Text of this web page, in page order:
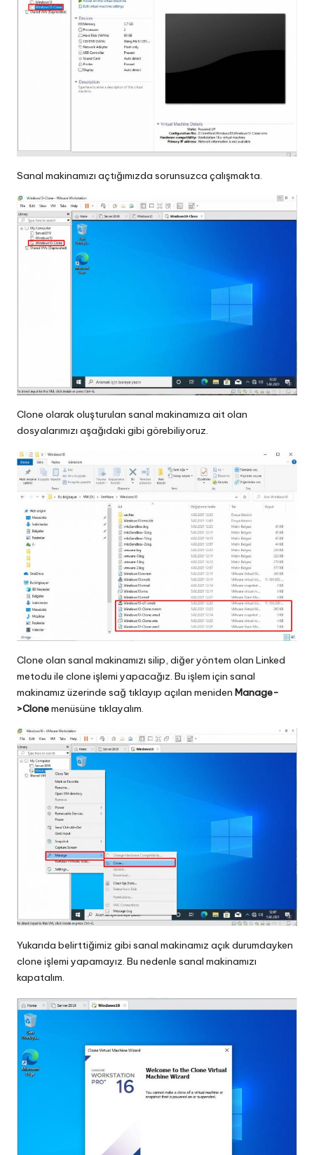
Sanal makinamızı açtığımızda sorunsuzca çalışmakta.
Clone olarak oluşturulan sanal makinamıza ait olan
dosyalarımızı aşağıdaki gibi görebiliyoruz.
Clone olan sanal makinamızı silip, diğer yöntem olan Linked
metodu ile clone işlemi yapacağız. Bu işlem için sanal
makinamız üzerinde sağ tıklayıp açılan meniden Manage-
>Clonemenüsüne tıklayalım.
Yukarıda belirttiğimiz gibi sanal makinamız açık durumdayken
clone işlemi yapamayız. Bu nedenle sanal makinamızı
kapatalım.